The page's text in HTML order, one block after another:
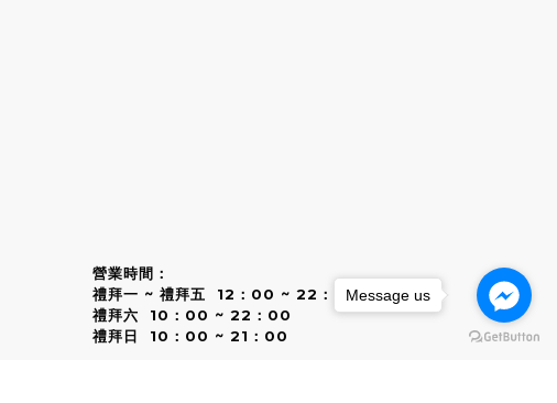
營業時間：
禮拜一 ~ 禮拜五 12：00 ~ 22：00
禮拜六 10：00 ~ 22：00
禮拜日 10：00 ~ 21：00
Message us